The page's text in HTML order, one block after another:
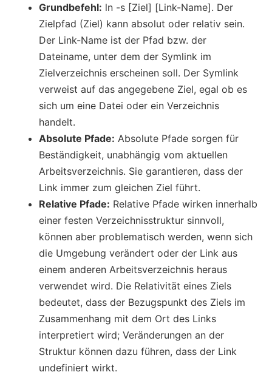
Grundbefehl: ln -s [Ziel] [Link-Name]. Der
Zielpfad (Ziel) kann absolut oder relativ sein.
Der Link-Name ist der Pfad bzw. der
Dateiname, unter dem der Symlink im
Zielverzeichnis erscheinen soll. Der Symlink
verweist auf das angegebene Ziel, egal ob es
sich um eine Datei oder ein Verzeichnis
handelt.
Absolute Pfade: Absolute Pfade sorgen für
Beständigkeit, unabhängig vom aktuellen
Arbeitsverzeichnis. Sie garantieren, dass der
Link immer zum gleichen Ziel führt.
Relative Pfade: Relative Pfade wirken innerhalb
einer festen Verzeichnisstruktur sinnvoll,
können aber problematisch werden, wenn sich
die Umgebung verändert oder der Link aus
einem anderen Arbeitsverzeichnis heraus
verwendet wird. Die Relativität eines Ziels
bedeutet, dass der Bezugspunkt des Ziels im
Zusammenhang mit dem Ort des Links
interpretiert wird; Veränderungen an der
Struktur können dazu führen, dass der Link
undefiniert wirkt.